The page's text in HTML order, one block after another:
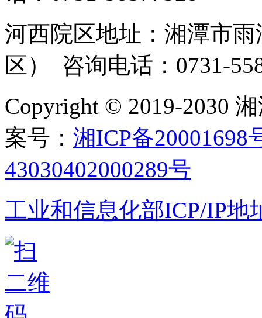
河西院区地址：湘潭市
区） 咨询电话：0731-
Copyright © 2019-2030
案号： 湘ICP备20001698
43030402000289号
工业和信息化部ICP/IP